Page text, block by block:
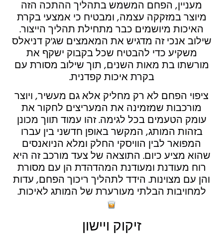
מעניין, הפחם המשמש בתהליך ההתכה הזה
מיוצר במזקקה עצמה, ומבטיח כי אמצעי בקרת
האיכות מיושמים כבר מתחילת תהליך הייצור.
שילוב אנכי זה מדגיש את המאמצים שג'ק דניאלס
משקיע כדי להבטיח שכל בקבוק ישקף את
מורשתו בת מאות השנים, תוך שילוב מסורת עם
בקרת איכות קפדנית.
ציפוי הפחם לא רק מחליק אלא גם מעשיר, ויוצר
מורכבות שמזמינה את המעריצים לחקור את
עומק הטעמים בכל לגימה. זהו עמוד תווך מכונן
בזהות המותג, המקשר באופן חדשני בין עברו
המפואר לבין הוויסקי החלק ומלא הניואנסים
שהוא מציע כיום. התוצאה של צעד מורכב זה היא
רוח מעודנת ומעודנת המהדהדת הן עם מסורת
והן עם מצוינות. הידד לתהליך ריכוך הפחם, עדות
למחויבות הבלתי מעורערת של המותג לאיכות.
זיקוק ויישון